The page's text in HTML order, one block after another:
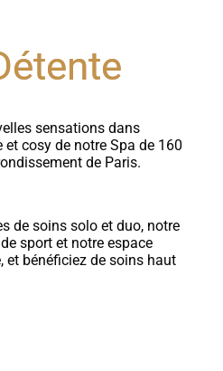
sensations dans
et cosy de notre Spa de 160
de Paris.
de soins solo et duo, notre
sport et notre espace
et bénéficiez de soins haut